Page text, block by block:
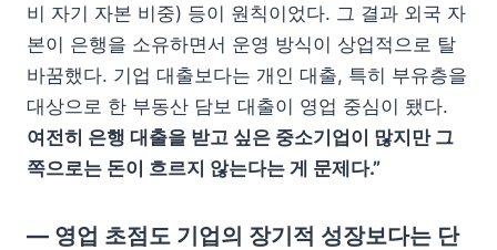
비 자기 자본 비중) 등이 원칙이었다. 그 결과 외국 자
본이 은행을 소유하면서 운영 방식이 상업적으로 탈
바꿈했다. 기업 대출보다는 개인 대출, 특히 부유층을
대상으로 한 부동산 담보 대출이 영업 중심이 됐다.
여전히 은행 대출을 받고 싶은 중소기업이 많지만 그
쪽으로는 돈이 흐르지 않는다는 게 문제다.”
— 영업 초점도 기업의 장기적 성장보다는 단